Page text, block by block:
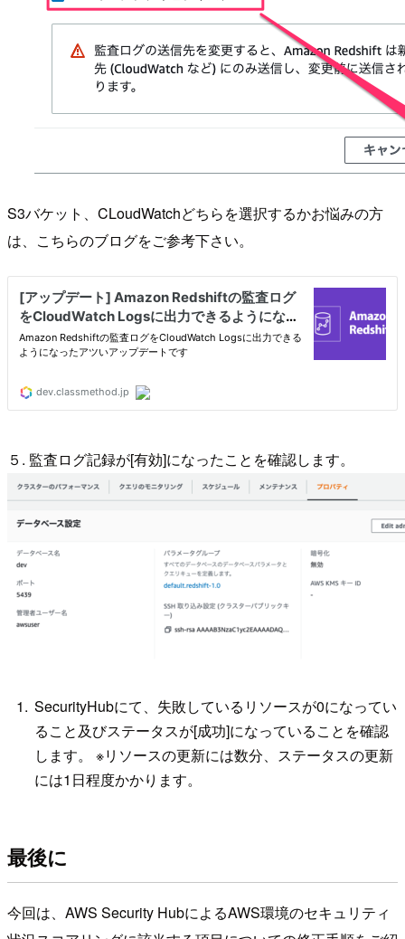
S3バケット、CLoudWatchどちらを選択するかお悩みの方
は、こちらのブログをご参考下さい。
５. 監査ログ記録が[有効]になったことを確認します。
SecurityHubにて、失敗しているリソースが0になってい
ること及びステータスが[成功]になっていることを確認
します。 ※リソースの更新には数分、ステータスの更新
には1日程度かかります。
最後に
今回は、AWS Security HubによるAWS環境のセキュリティ